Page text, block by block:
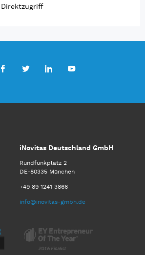
iNovitas Deutschland GmbH
Rundfunkplatz 2
DE-80335 München
+49 89 1241 3866
info@inovitas-gmbh.de